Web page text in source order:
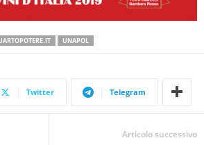
UNAPOL
Twitter Telegram
Articolo successivo